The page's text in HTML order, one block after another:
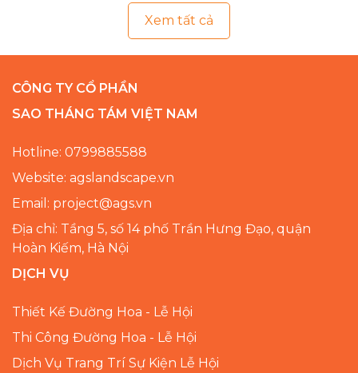
Xem tất cả
CÔNG TY CỔ PHẦN
SAO THÁNG TÁM VIỆT NAM
Hotline: 0799885588
Website: agslandscape.vn
Email: project@ags.vn
Địa chỉ: Tầng 5, số 14 phố Trần Hưng Đạo, quận
Hoàn Kiếm, Hà Nội
DỊCH VỤ
Thiết Kế Đường Hoa - Lễ Hội
Thi Công Đường Hoa - Lễ Hội
Dịch Vụ Trang Trí Sự Kiện Lễ Hội